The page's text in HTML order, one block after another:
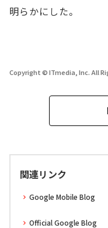
明らかにした。
Copyright © ITmedia, Inc. All
関連リンク
Google Mobile Blog
Official Google Blog